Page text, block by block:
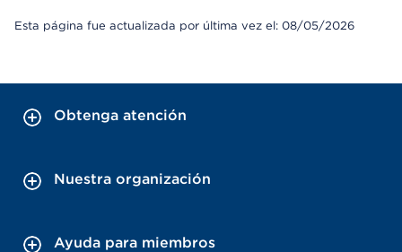
Esta página fue actualizada por última vez el: 08/05/2026
Obtenga atención
Nuestra organización
Ayuda para miembros